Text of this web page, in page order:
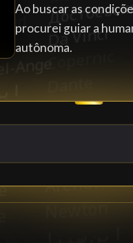
Ao buscar as
procurei guiar a
autônoma.